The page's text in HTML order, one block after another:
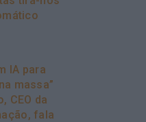
IA para
massa”
CEO da
fala